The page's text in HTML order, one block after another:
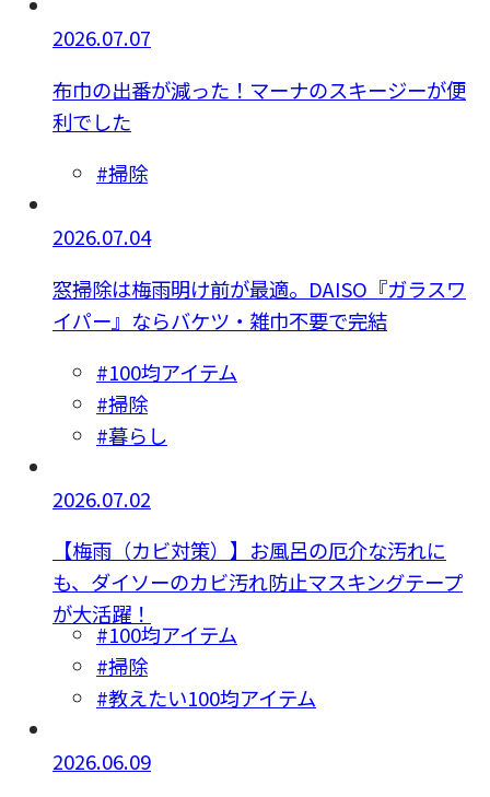
2026.07.07
布巾の出番が減った！マーナのスキージーが便
利でした
#掃除
2026.07.04
窓掃除は梅雨明け前が最適。DAISO『ガラスワ
イパー』ならバケツ・雑巾不要で完結
#100均アイテム
#掃除
#暮らし
2026.07.02
【梅雨（カビ対策）】お風呂の厄介な汚れに
も、ダイソーのカビ汚れ防止マスキングテープ
が大活躍！
#100均アイテム
#掃除
#教えたい100均アイテム
2026.06.09